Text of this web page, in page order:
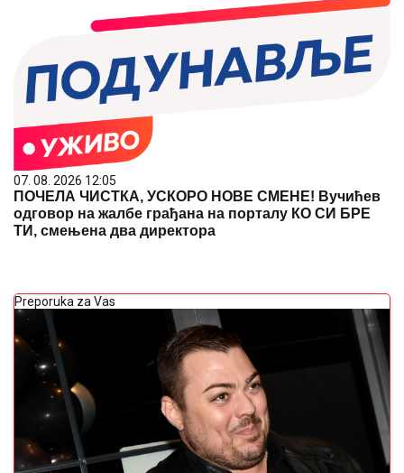
07. 08. 2026 12:05
ПОЧЕЛА ЧИСТКА, УСКОРО НОВЕ СМЕНЕ! Вучићев
одговор на жалбе грађана на порталу КО СИ БРЕ
ТИ, смењена два директора
Preporuka za Vas